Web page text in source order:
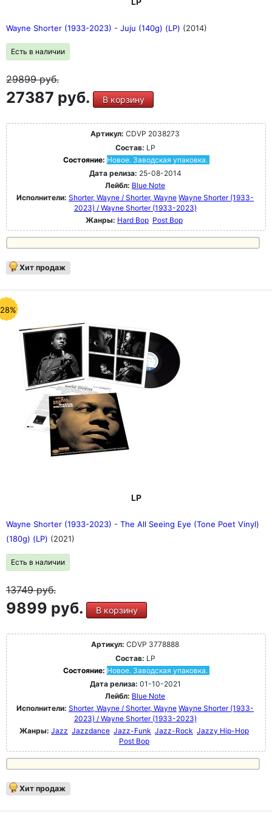
Wayne Shorter (1933-2023) - Juju (140g) (LP) (2014)
Есть в наличии
29899руб.
27387 руб. В корзину
Артикул: CDVP 2038273
Состав: LP
Состояние: Новое. Заводская упаковка.
Дата релиза: 25-08-2014
Лейбл: Blue Note
Исполнители: Shorter, Wayne / Shorter, Wayne Wayne Shorter (1933-
2023) / Wayne Shorter (1933-2023)
Жанры: Hard Bop Post Bop
Хит продаж
LP
Wayne Shorter (1933-2023) - The All Seeing Eye (Tone Poet Vinyl)
(180g) (LP) (2021)
Есть в наличии
13749руб.
9899 руб. В корзину
Артикул: CDVP 3778888
Состав: LP
Состояние: Новое. Заводская упаковка.
Дата релиза: 01-10-2021
Лейбл: Blue Note
Исполнители: Shorter, Wayne / Shorter, Wayne Wayne Shorter (1933-
2023) / Wayne Shorter (1933-2023)
Жанры: Jazz Jazzdance Jazz-Funk Jazz-Rock Jazzy Hip-Hop
Post Bop
Хит продаж